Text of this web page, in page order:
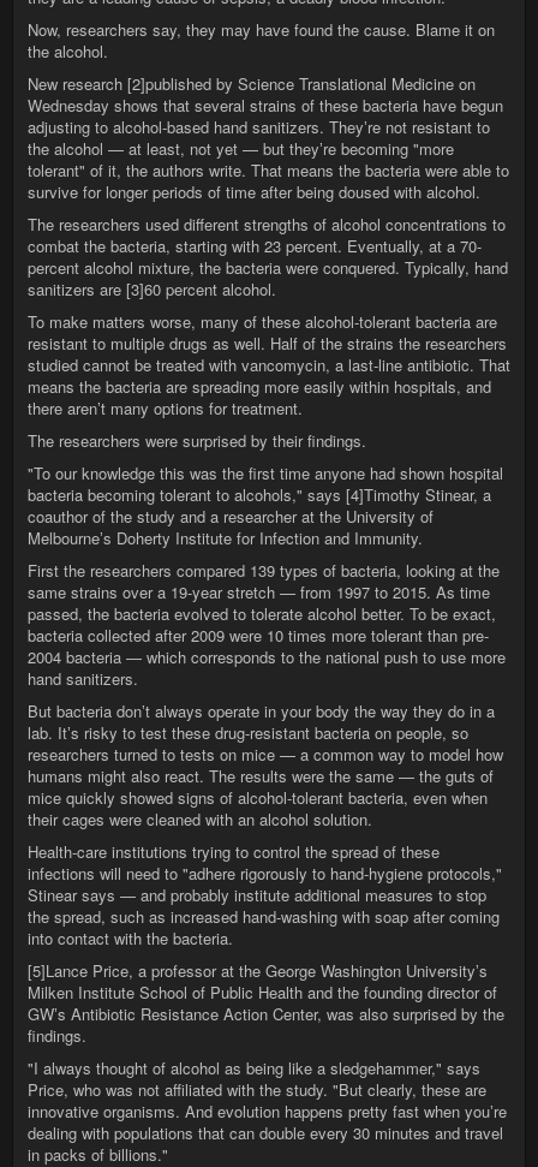
Now, researchers say, they may have found the cause. Blame it on
the alcohol.
New research [2]published by Science Translational Medicine on
Wednesday shows that several strains of these bacteria have begun
adjusting to alcohol-based hand sanitizers. Theyʼre not resistant to
the alcohol — at least, not yet — but theyʼre becoming "more
tolerant" of it, the authors write. That means the bacteria were able to
survive for longer periods of time after being doused with alcohol.
The researchers used different strengths of alcohol concentrations to
combat the bacteria, starting with 23 percent. Eventually, at a 70-
percent alcohol mixture, the bacteria were conquered. Typically, hand
sanitizers are [3]60 percent alcohol.
To make matters worse, many of these alcohol-tolerant bacteria are
resistant to multiple drugs as well. Half of the strains the researchers
studied cannot be treated with vancomycin, a last-line antibiotic. That
means the bacteria are spreading more easily within hospitals, and
there arenʼt many options for treatment.
The researchers were surprised by their findings.
"To our knowledge this was the first time anyone had shown hospital
bacteria becoming tolerant to alcohols," says [4]Timothy Stinear, a
coauthor of the study and a researcher at the University of
Melbourneʼs Doherty Institute for Infection and Immunity.
First the researchers compared 139 types of bacteria, looking at the
same strains over a 19-year stretch — from 1997 to 2015. As time
passed, the bacteria evolved to tolerate alcohol better. To be exact,
bacteria collected after 2009 were 10 times more tolerant than pre-
2004 bacteria — which corresponds to the national push to use more
hand sanitizers.
But bacteria donʼt always operate in your body the way they do in a
lab. Itʼs risky to test these drug-resistant bacteria on people, so
researchers turned to tests on mice — a common way to model how
humans might also react. The results were the same — the guts of
mice quickly showed signs of alcohol-tolerant bacteria, even when
their cages were cleaned with an alcohol solution.
Health-care institutions trying to control the spread of these
infections will need to "adhere rigorously to hand-hygiene protocols,"
Stinear says — and probably institute additional measures to stop
the spread, such as increased hand-washing with soap after coming
into contact with the bacteria.
[5]Lance Price, a professor at the George Washington Universityʼs
Milken Institute School of Public Health and the founding director of
GWʼs Antibiotic Resistance Action Center, was also surprised by the
findings.
"I always thought of alcohol as being like a sledgehammer," says
Price, who was not affiliated with the study. "But clearly, these are
innovative organisms. And evolution happens pretty fast when youʼre
dealing with populations that can double every 30 minutes and travel
in packs of billions."